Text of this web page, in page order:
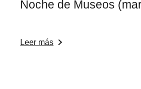
Noche de Museos
Leer más